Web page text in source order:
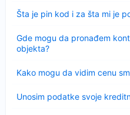
Šta je pin kod i za šta mi je
Sažeto
Gde mogu da pronađem
objekta?
Kako mogu da vidim cenu
Unosim podatke svoje